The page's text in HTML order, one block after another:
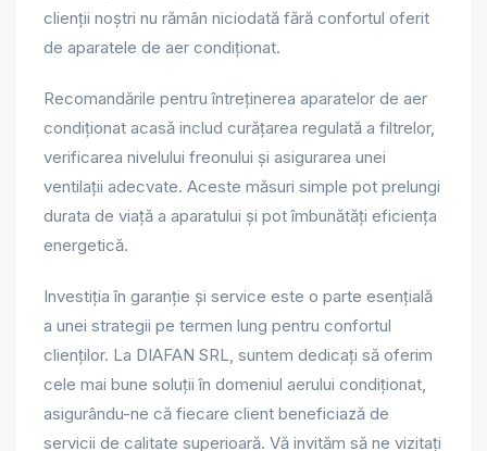
clienții noștri nu rămân niciodată fără confortul oferit
de aparatele de aer condiționat.
Recomandările pentru întreținerea aparatelor de aer
condiționat acasă includ curățarea regulată a filtrelor,
verificarea nivelului freonului și asigurarea unei
ventilații adecvate. Aceste măsuri simple pot prelungi
durata de viață a aparatului și pot îmbunătăți eficiența
energetică.
Investiția în garanție și service este o parte esențială
a unei strategii pe termen lung pentru confortul
clienților. La DIAFAN SRL, suntem dedicați să oferim
cele mai bune soluții în domeniul aerului condiționat,
asigurându-ne că fiecare client beneficiază de
servicii de calitate superioară. Vă invităm să ne vizitați